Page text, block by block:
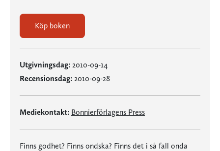
Köp boken
Utgivningsdag: 2010-09-14
Recensionsdag: 2010-09-28
Mediekontakt: Bonnierförlagens Press
Finns godhet? Finns ondska? Finns det i så fall onda